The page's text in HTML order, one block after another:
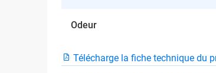
Odeur
Télécharge la fiche technique du